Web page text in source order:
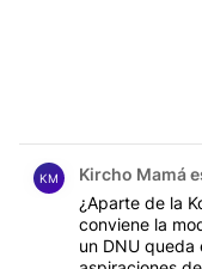
KM Kircho Mamá
¿Aparte de la
conviene la
un DNU